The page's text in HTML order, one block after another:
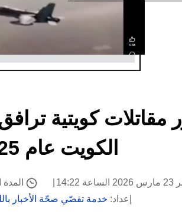
مقاتلات كويتية
الكويت عام 2025
المدة
إعداد: خدمة تقصّي صحّة الأخبار